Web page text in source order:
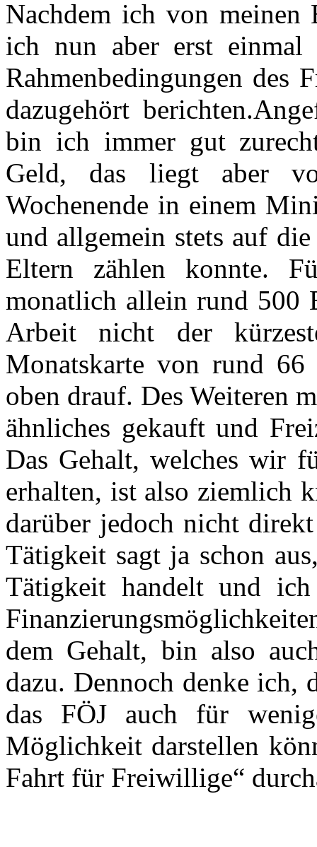
Nachdem ich von meinen
ich nun aber erst einmal
Rahmenbedingungen des
dazugehört
bin ich immer gut
Geld, das liegt aber
Wochenende in einem
und allgemein stets auf
Eltern zählen konnte.
monatlich allein rund 500
Arbeit nicht der
Monatskarte von rund
oben drauf. Des Weiteren
ähnliches gekauft und
Das Gehalt, welches wir
erhalten, ist also ziemlich
darüber jedoch nicht
Tätigkeit sagt ja schon
Tätigkeit handelt und
dem Gehalt, bin also
dazu. Dennoch denke ich,
das FÖJ auch für
Möglichkeit darstellen
Fahrt für Freiwillige“